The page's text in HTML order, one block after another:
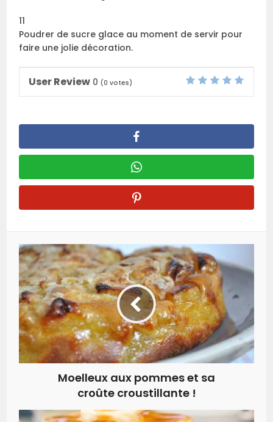
11
Poudrer de sucre glace au moment de servir pour
faire une jolie décoration.
User Review 0 (0 votes)
Moelleux aux pommes et sa
croûte croustillante !